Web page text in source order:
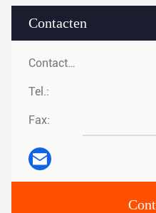
Contacten
Contacten:
Tel.:
Fax: